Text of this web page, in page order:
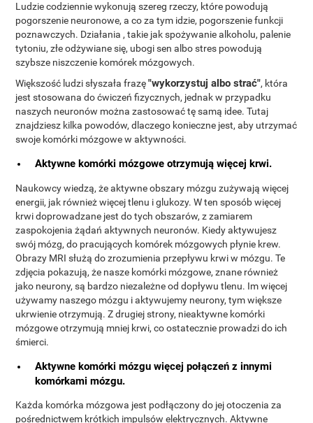
Ludzie codziennie wykonują szereg rzeczy, które powodują
pogorszenie neuronowe, a co za tym idzie, pogorszenie funkcji
poznawczych. Działania , takie jak spożywanie alkoholu, palenie
tytoniu, złe odżywiane się, ubogi sen albo stres powodują
szybsze niszczenie komórek mózgowych.
Większość ludzi słyszała frazę"wykorzystuj albo strać", która
jest stosowana do ćwiczeń fizycznych, jednak w przypadku
naszych neuronów można zastosować tę samą idee. Tutaj
znajdziesz kilka powodów, dlaczego konieczne jest, aby utrzymać
swoje komórki mózgowe w aktywności.
Aktywne komórki mózgowe otrzymują więcej krwi.
Naukowcy wiedzą, że aktywne obszary mózgu zużywają więcej
energii, jak również więcej tlenu i glukozy. W ten sposób więcej
krwi doprowadzane jest do tych obszarów, z zamiarem
zaspokojenia żądań aktywnych neuronów. Kiedy aktywujesz
swój mózg, do pracujących komórek mózgowych płynie krew.
Obrazy MRI służą do zrozumienia przepływu krwi w mózgu. Te
zdjęcia pokazują, że nasze komórki mózgowe, znane również
jako neurony, są bardzo niezależne od dopływu tlenu. Im więcej
używamy naszego mózgu i aktywujemy neurony, tym większe
ukrwienie otrzymują. Z drugiej strony, nieaktywne komórki
mózgowe otrzymują mniej krwi, co ostatecznie prowadzi do ich
śmierci.
Aktywne komórki mózgu więcej połączeń z innymi
komórkami mózgu.
Każda komórka mózgowa jest podłączony do jej otoczenia za
pośrednictwem krótkich impulsów elektrycznych. Aktywne